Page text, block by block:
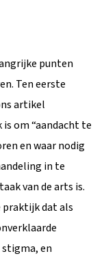
punten
Ten eerste
artikel
om “aandacht te
en waar nodig
in te
van de arts is.
praktijk dat als
en